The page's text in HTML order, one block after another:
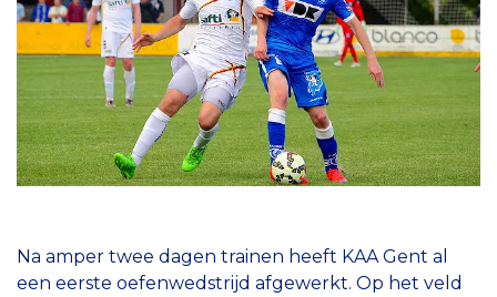
Na amper twee dagen trainen heeft KAA Gent al
een eerste oefenwedstrijd afgewerkt. Op het veld